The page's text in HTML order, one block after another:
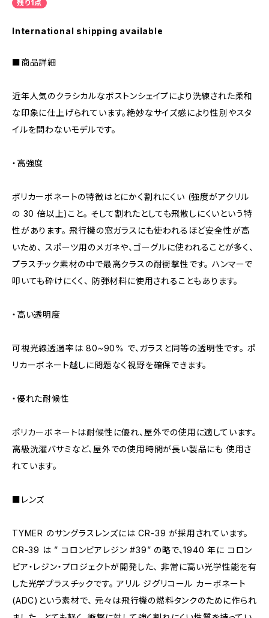
残り1点
International shipping available
■商品詳細
近年人気のクラシカルなボストンシェイプにより洗練された柔和
な印象に仕上げられています。絶妙なサイズ感により性別やスタ
イルを問わないモデルです。
・高強度
ポリカーボネートの特徴はとにかく割れにくい (強度がアクリル
の 30 倍以上)こと。 そして割れたとしても飛散しにくいという特
性があります。 飛行機の窓ガラスにも使われるほど安全性が高
いため、 スポーツ用のメガネや、ゴーグルに使われることが多く、
プラスチック素材の中で最高クラスの耐衝撃性です。 ハンマーで
叩いても砕けにくく、 防弾材料に使用されることもあります。
・高い透明度
可視光線透過率は 80~90% で、ガラスと同等の透明性です。 ポ
リカーボネート越しに問題なく視野を確保できます。
・優れた耐候性
ポリカーボネートは耐候性に優れ、屋外での使用に適しています。
高級洗濯バサミなど、屋外での使用時間が長い製品にも 使用さ
れています。
■レンズ
TYMER のサングラスレンズには CR-39 が採用されています。
CR-39 は ” コロンビアレジン #39” の略で、1940 年に コロン
ビア・レジン・プロジェクトが開発した、 非常に高い光学性能を有
した光学プラスチックです。 アリル ジグリコール カーボネート
(ADC)という素材で、 元々は飛行機の燃料タンクのために作られ